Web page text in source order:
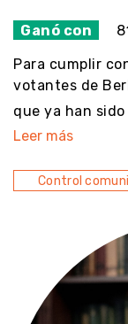
Ganó con
Para cumplir
votantes de
que ya han
Leer más
Control